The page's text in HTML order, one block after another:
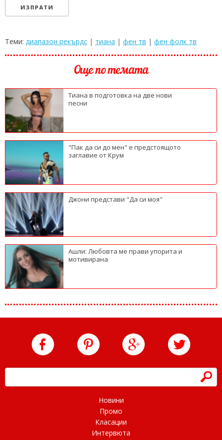
Теми: диапазон рекърдс | тиана | фен тв | фен фолк тв
Още по темата
Тиана в подготовка на две нови
песни
"Пак да си до мен" е предстоящото
заглавие от Крум
Джони представи "Да си моя"
Ашли: Любовта ме прави упорита и
мотивирана
h
Новини
Промо
Класации
Интервюта